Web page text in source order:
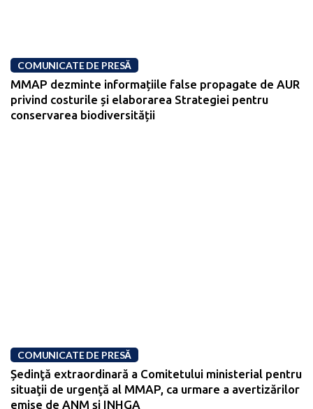
COMUNICATE DE PRESĂ
MMAP dezminte informațiile false propagate de AUR
privind costurile și elaborarea Strategiei pentru
conservarea biodiversității
COMUNICATE DE PRESĂ
Ședinţă extraordinară a Comitetului ministerial pentru
situaţii de urgenţă al MMAP, ca urmare a avertizărilor
emise de ANM și INHGA